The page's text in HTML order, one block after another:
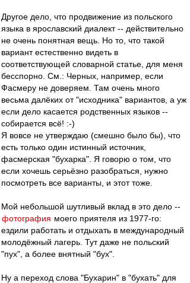
Другое дело, что продвижение из польского
языка в ярославский диалект -- действительно
не очень понятная вещь. Но то, что такой
вариант естественно видеть в
соответствующей словарной статье, для меня
бесспорно. См.: Черных, например, если
Фасмеру не доверяем. Там очень много
весьма далёких от "исходника" вариантов, а уж
если дело касается родственных языков --
собирается всё! :-)
Я вовсе не утверждаю (смешно было бы), что
есть только один истинный источник,
фасмерская "бухарка". Я говорю о том, что
если хочешь серьёзно разобраться, нужно
посмотреть все варианты, и этот тоже.
Мой небольшой шутливый вклад в это дело --
фотография моего приятеля из 1977-го:
ездили работать и отдыхать в международный
молодёжный лагерь. Тут даже не польский
"пух", а более внятный "бух".
Ну а переход слова "Бухарин" в "бухать" для